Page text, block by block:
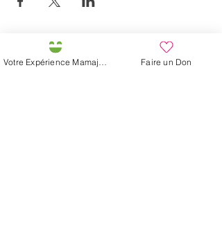
Préservons la Nature de la Presqu'île de Loëx |
Privilégiez la mobilité douce 🌸🌿🐢
Faire un Don